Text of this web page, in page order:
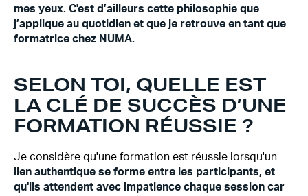
mes yeux. C'est d’ailleurs cette philosophie que
j’applique au quotidien et que je retrouve en tant que
formatrice chez NUMA.
SELON TOI, QUELLE EST
LA CLÉ DE SUCCÈS D’UNE
FORMATION RÉUSSIE ?
Je considère qu'une formation est réussie lorsqu'un
lien authentique se forme entre les participants, et
qu'ils attendent avec impatience chaque session car